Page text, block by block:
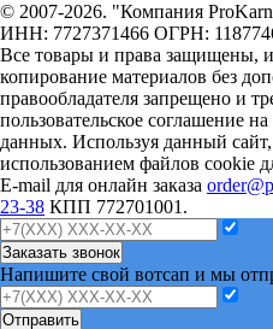
© 2007-2026. "Компания
ИНН: 7727371466 ОГРН:
Все товары и права защищены,
копирование материалов без
правообладателя запрещено и
пользовательское соглашение
данных. Используя данный
использованием файлов cookie
E-mail для онлайн заказа
23-38 КПП 772701001.
Заказать звонок
Напишите свой вотсап и мы
Отправить